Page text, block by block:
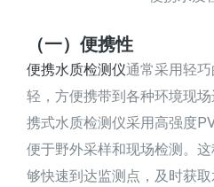
（一）便携性
便携水质检测仪通常采用轻
轻，方便携带到各种环境现
携式水质检测仪采用高强度
便于野外采样和现场检测。
够快速到达监测点，及时获